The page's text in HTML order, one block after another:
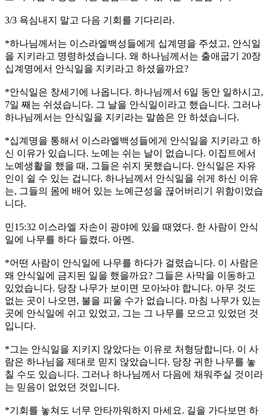
3/3 욕심내지 말고 다음 기회를 기다리라.
*하나님께서는 이스라엘백성들에게 십계명을 주셨고, 안식일
을 지키라고 명령하셨습니다. 왜 하나님께서는 출애굽기 20장
십계명에서 안식일을 지키라고 하셨을까요?
*안식일은 창세기에 나옵니다. 하나님께서 6일 동안 일하시고,
7일 째는 쉬셨습니다. 그 날을 안식일이라고 했습니다. 그러나
하나님께서는 안식일을 지키라는 말씀은 안 하셨습니다.
*십계명을 통해서 이스라엘백성들에게 안식일을 지키라고 하
신 이유가 있습니다. 노예는 쉬는 날이 없습니다. 이집트에서
노예생활을 했을 때, 그들은 쉬지 못했습니다. 안식일은 자유
인이 쉴 수 있는 겁니다. 하나님께서 안식일을 쉬게 하신 이유
는, 그들의 몸에 배어 있는 노예근성을 끊어버리기 위함이었습
니다.
민15:32 이스라엘 자손이 광야에 있을 때였다. 한 사람이 안식
일에 나무를 하다 들켰다. 아멘.
*어떤 사람이 안식일에 나무를 하다가 걸렸습니다. 이 사람은
왜 안식일에 금지된 일을 했을까요? 그들은 사막을 이동하고
있었습니다. 당장 나무가 보이면 모아놔야 합니다. 아무 것도
없는 곳이 나오면, 불을 피울 수가 없습니다. 마침 나무가 있는
곳에 안식일에 쉬고 있었고, 그는 그 나무를 모으고 있었던 것
입니다.
*그는 안식일을 지키지 않았다는 이유로 처형당합니다. 이 사
람은 하나님을 제대로 믿지 않았습니다. 당장 귀한 나무를 놓
칠 수도 있습니다. 그러나 하나님께서 다음에 채워주실 것이라
는 믿음이 없었던 것입니다.
*기회를 놓쳐도 너무 안타까워하지 마세요. 길을 가다보면 하